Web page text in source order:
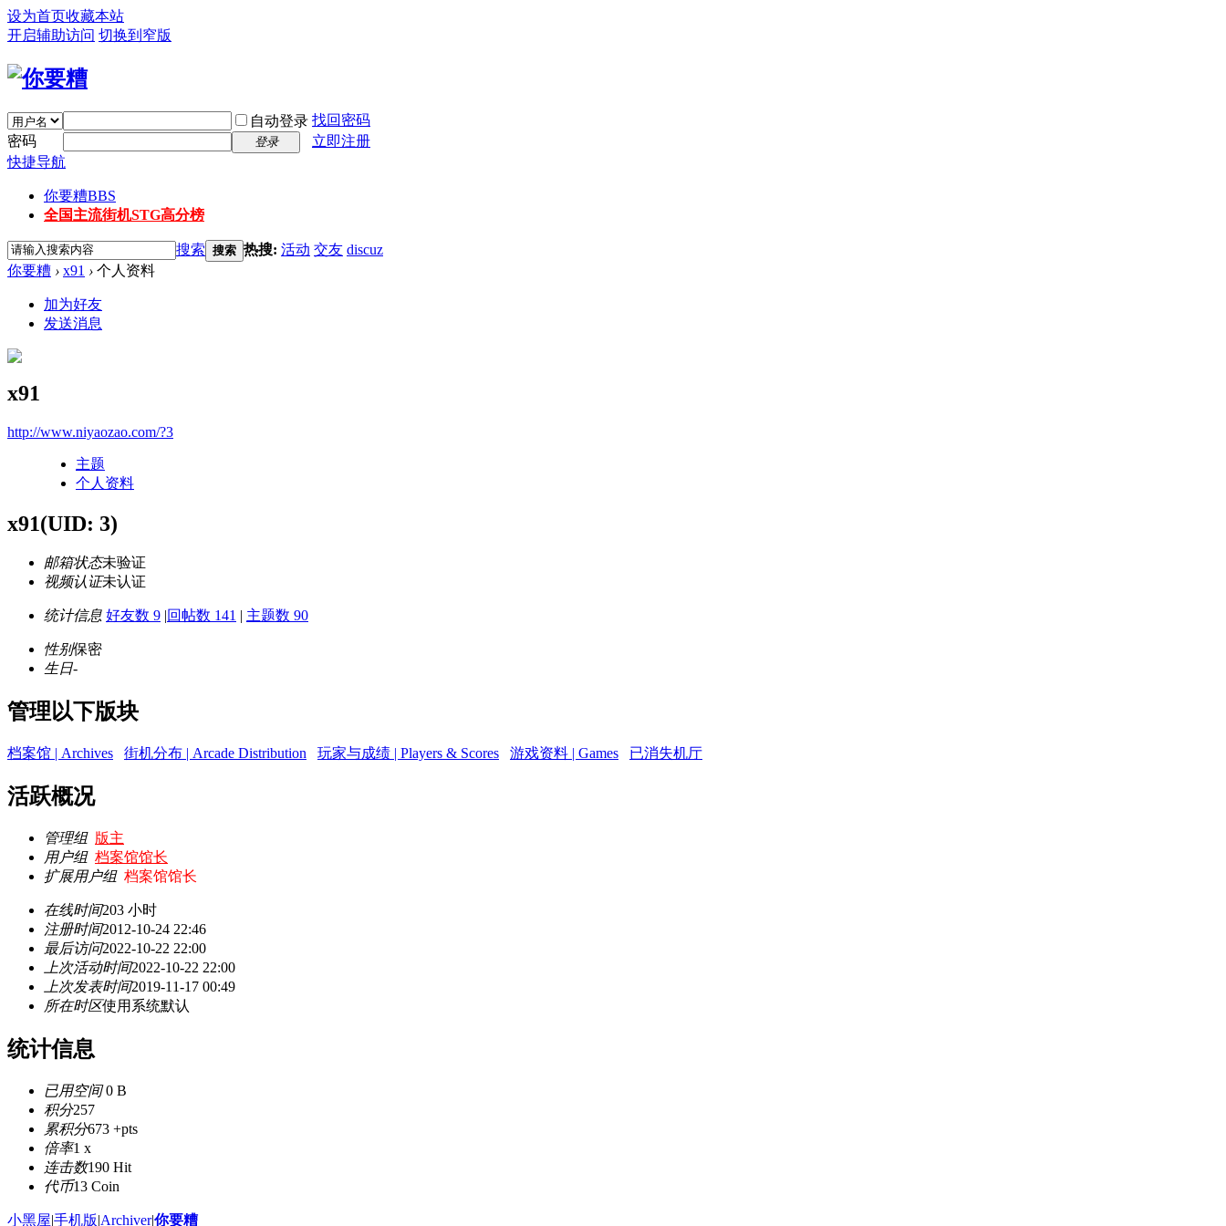
设为首页收藏本站
开启辅助访问 切换到窄版
自动登录 找回密码
密码
登录
立即注册
快捷导航
你要糟BBS
全国主流街机STG高分榜
搜索 搜索 热搜: 活动 交友 discuz
你要糟 › x91 › 个人资料
加为好友
发送消息
x91
http://www.niyaozao.com/?3
主题
个人资料
x91(UID: 3)
邮箱状态未验证
视频认证未认证
统计信息 好友数 9 |回帖数 141 | 主题数 90
性别保密
生日-
管理以下版块
档案馆 | Archives 街机分布 | Arcade Distribution 玩家与成绩 | Players & Scores 游戏资料 | Games 已消失机厅
活跃概况
管理组 版主
用户组 档案馆馆长
扩展用户组 档案馆馆长
在线时间203 小时
注册时间2012-10-24 22:46
最后访问2022-10-22 22:00
上次活动时间2022-10-22 22:00
上次发表时间2019-11-17 00:49
所在时区使用系统默认
统计信息
已用空间0 B
积分257
累积分673 +pts
倍率1 x
连击数190 Hit
代币13 Coin
小黑屋|手机版|Archiver|你要糟